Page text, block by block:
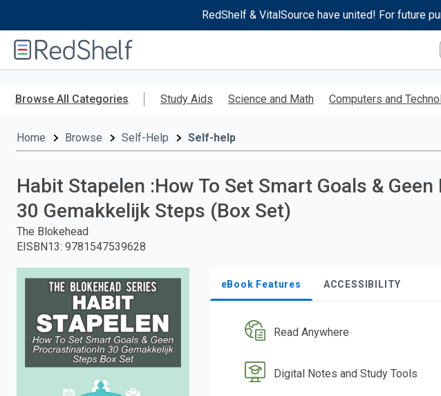
RedShelf & VitalSource have united! For future
RedShelf
Browse All Categories Study Aids Science and Math Computers and
Home Browse Self-Help Self-help
Habit Stapelen :How To Set Smart Goals &
30 Gemakkelijk Steps (Box Set)
The Blokehead
EISBN13: 9781547539628
eBook Features ACCESSIBILITY
Read Anywhere
Digital Notes and Study Tools